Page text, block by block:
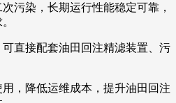
污染，长期运行性能稳定可靠，
直接配套油田回注精滤装置、污
，降低运维成本，提升油田回注